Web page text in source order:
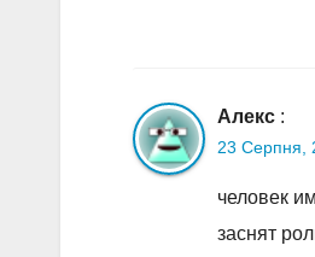
Алекс :
23 Серпня,
человек
заснят